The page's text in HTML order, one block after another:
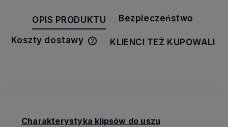
OPIS PRODUKTU Bezpieczeństwo
Koszty dostawy
Cena nie zawiera ewentualnych
KLIENCI TEŻ KUPOWALI
Charakterystyka klipsów do uszu